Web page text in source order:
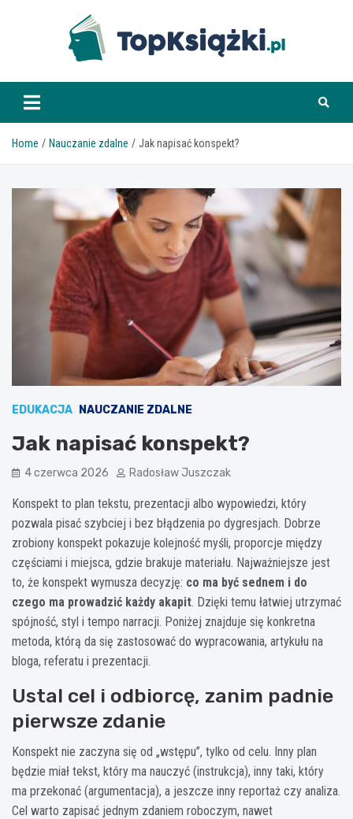
www.topksiazki.pl
Home Nauczanie zdalne Jak napisać konspekt?
EDUKACJA NAUCZANIE ZDALNE
Jak napisać konspekt?
4 czerwca 2026 Radosław Juszczak
Konspekt to plan tekstu, prezentacji albo wypowiedzi, który
pozwala pisać szybciej i bez błądzenia po dygresjach. Dobrze
zrobiony konspekt pokazuje kolejność myśli, proporcje między
częściami i miejsca, gdzie brakuje materiału. Najważniejsze jest
to, że konspekt wymusza decyzję: co ma być sednem i do
czego ma prowadzić każdy akapit. Dzięki temu łatwiej utrzymać
spójność, styl i tempo narracji. Poniżej znajduje się konkretna
metoda, którą da się zastosować do wypracowania, artykułu na
bloga, referatu i prezentacji.
Ustal cel i odbiorcę, zanim padnie
pierwsze zdanie
Konspekt nie zaczyna się od „wstępu”, tylko od celu. Inny plan
będzie miał tekst, który ma nauczyć (instrukcja), inny taki, który
ma przekonać (argumentacja), a jeszcze inny reportaż czy analiza.
Cel warto zapisać jednym zdaniem roboczym, nawet